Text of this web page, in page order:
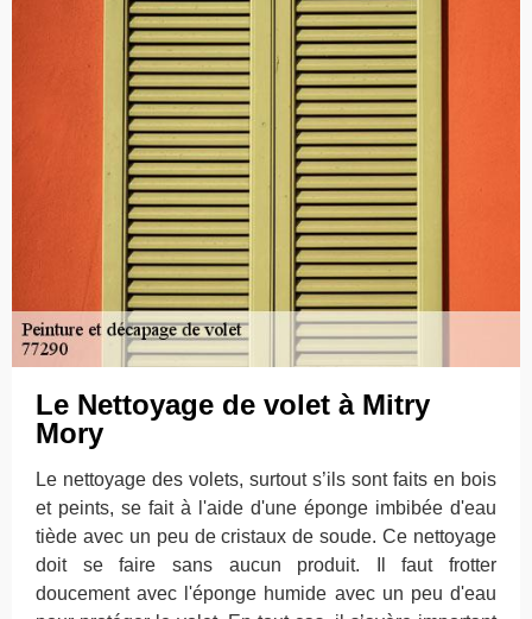
Le Nettoyage de volet à Mitry
Mory
Le nettoyage des volets, surtout s’ils sont faits en bois
et peints, se fait à l'aide d'une éponge imbibée d'eau
tiède avec un peu de cristaux de soude. Ce nettoyage
doit se faire sans aucun produit. Il faut frotter
doucement avec l'éponge humide avec un peu d'eau